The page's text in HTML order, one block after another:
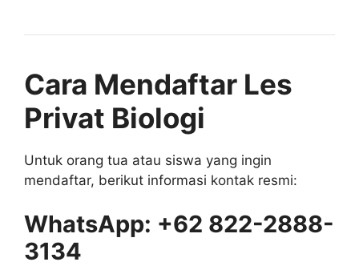
Cara Mendaftar Les
Privat Biologi
Untuk orang tua atau siswa yang ingin
mendaftar, berikut informasi kontak resmi:
WhatsApp: +62 822-2888-
3134